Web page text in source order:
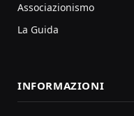
Associazionismo
La Guida
INFORMAZIONI